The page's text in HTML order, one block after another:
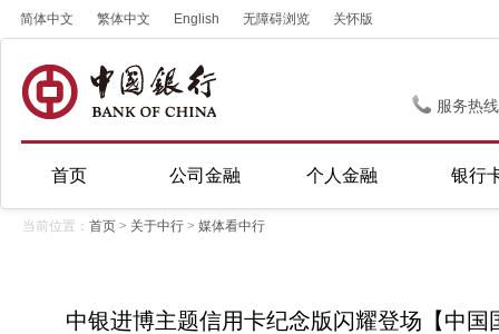
简体中文 繁体中文 English 无障碍浏览 关怀版
服务热
首页 公司金融 个人金融 银行
当前位置： 首页 > 关于中行 > 媒体看中行
中银进博主题信用卡纪念版闪耀登场【中